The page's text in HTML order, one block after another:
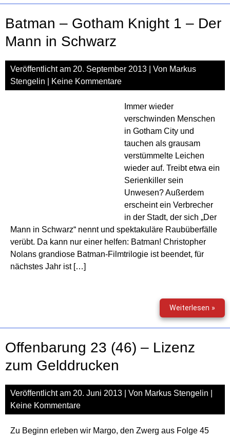
(47)
Batman – Gotham Knight 1 – Der
Mann in Schwarz
Veröffentlicht am 20. September 2013 | Von Markus
Stengelin
Keine Kommentare
Immer wieder
verschwinden Menschen
in Gotham City und
tauchen als grausam
verstümmelte Leichen
wieder auf. Treibt etwa ein
Serienkiller sein
Unwesen? Außerdem
erscheint ein Verbrecher
in der Stadt, der sich „Der
Mann in Schwarz“ nennt und spektakuläre Raubüberfälle
verübt. Da kann nur einer helfen: Batman! Christopher
Nolans grandiose Batman-Filmtrilogie ist beendet, für
nächstes Jahr ist […]
Weiterlesen »
–
Offenbarung 23 (46) – Lizenz
zum Gelddrucken
Veröffentlicht am 20. Juni 2013 | Von Markus Stengelin
Keine Kommentare
Zu Beginn erleben wir Margo, den Zwerg aus Folge 45